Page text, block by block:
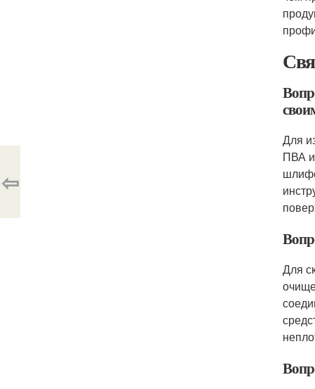
Для
ПВА
Для
⇦